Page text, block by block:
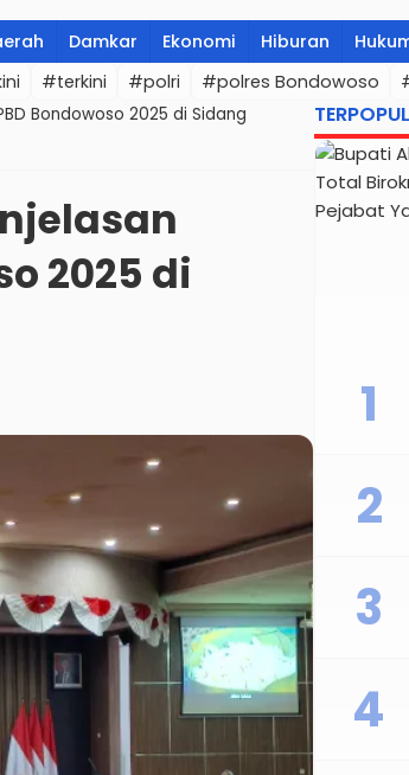
Damkar Ekonomi Hiburan
#terkini #polri #polres Bondowoso
Bondowoso 2025 di Sidang
2025 di